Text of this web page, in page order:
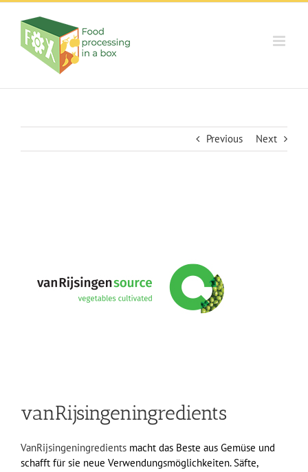
Skip
content
Previous Next
vanRijsingeningredients
VanRijsingeningredients macht das Beste aus Gemüse und
schafft für sie neue Verwendungsmöglichkeiten. Säfte,